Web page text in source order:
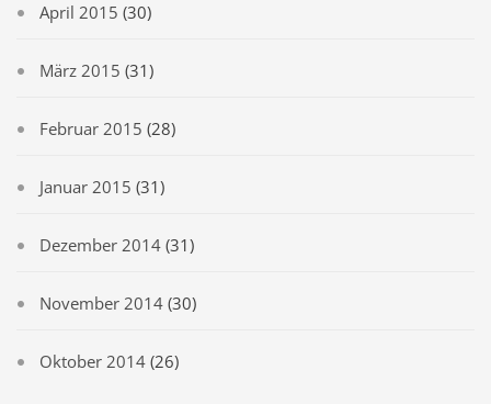
April 2015 (30)
März 2015 (31)
Februar 2015 (28)
Januar 2015 (31)
Dezember 2014 (31)
November 2014 (30)
Oktober 2014 (26)